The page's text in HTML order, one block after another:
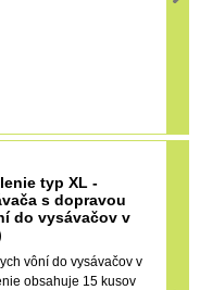
typ XL -
s dopravou
do vysávačov v
vôní do vysávačov v
obsahuje 15 kusov